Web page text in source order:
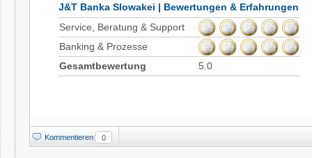
J&T Banka Slowakei | Bewertungen & Erfahrungen
Service, Beratung & Support
Banking & Prozesse
Gesamtbewertung
5.0
Kommentieren 0